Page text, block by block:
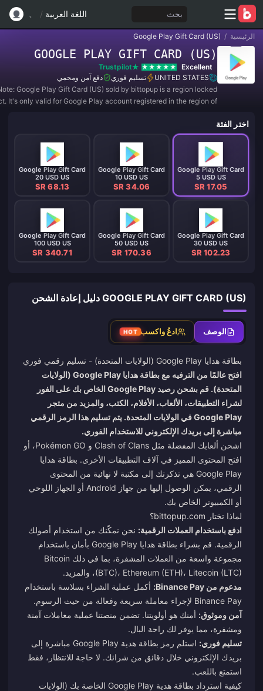
بحث اللغة العربية /
الرئيسية /
Google Play Gift Card (US)
GOOGLE PLAY GIFT CARD (US)
Excellent
Trustpilot
UNITED STATES
تسليم فوري
دفع آمن ومحمي
Google Play Gift Card (US) sold by bittopup is a region locked
It's only valid for Google Play account registered in the region of
RETURNABLE.اختر الفئة
Google Play Gift Card
5 USD US
SR 17.05
Google Play Gift Card
10 USD US
SR 34.06
Google Play Gift Card
20 USD US
SR 68.13
Google Play Gift Card
30 USD US
SR 102.23
Google Play Gift Card
50 USD US
SR 170.36
Google Play Gift Card
100 USD US
SR 340.71
GOOGLE PLAY GIFT CARD (US) دليل إعادة الشحن
الوصف ادعُ واكسب HOT
بطاقة هدايا Google Play (الولايات المتحدة) - تسليم رقمي فوري
افتح عالمًا من الترفيه مع بطاقة هدايا Google Play (الولايات
المتحدة). قم بشحن رصيد Google Play الخاص بك على الفور
لشراء التطبيقات، الألعاب، الأفلام، الكتب، والمزيد من متجر
Google Play في الولايات المتحدة. يتم تسليم هذا الرمز الرقمي
مباشرة إلى بريدك الإلكتروني للاستخدام الفوري.
اشحن ألعابك المفضلة مثل Clash of Clans و Pokémon GO، أو
افتح المحتوى المميز في آلاف التطبيقات الأخرى. بطاقة هدايا
Google Play هي تذكرتك إلى مكتبة لا نهائية من المحتوى
الرقمي، يمكن الوصول إليها من جهاز Android أو الجهاز اللوحي
أو الكمبيوتر الخاص بك.
لماذا تختار bittopup.com؟
ادفع باستخدام العملات الرقمية: نحن نمكّنك من استخدام أصولك
الرقمية. قم بشراء بطاقة هدايا Google Play بأمان باستخدام
مجموعة واسعة من العملات المشفرة، بما في ذلك Bitcoin
(BTC)، Ethereum (ETH)، Litecoin (LTC)، والمزيد.
مدعوم من Binance Pay:
أكمل عملية الشراء بسلاسة باستخدام
Binance Pay لإجراء معاملة سريعة وفعالة من حيث الرسوم.
آمن وموثوق: أمنك هو أولويتنا. تضمن منصتنا عملية معاملات آمنة
ومشفرة، مما يوفر لك راحة البال.
تسليم فوري:
استلم رمز بطاقة هدية Google Play مباشرة إلى
بريدك الإلكتروني خلال دقائق من شرائك. لا حاجة للانتظار، فقط
استمتع باللعب.
كيفية استرداد بطاقة هدية Google Play الخاصة بك (الولايات